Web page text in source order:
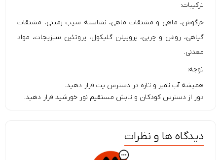
ترکیبات:
خرگوش، ماهی و مشتقات ماهی، نشاسته سیب زمینی، مشتقات
گیاهی، روغن و چربی، پروپیلن گلیکول، پروتئین سبزیجات، مواد
معدنی.
توجه:
همیشه آب تمیز و تازه در دسترس پت قرار دهید.
دور از دسترس کودکان و تابش مستقیم نور خورشید قرار دهید.
دیدگاه ها و نظرات